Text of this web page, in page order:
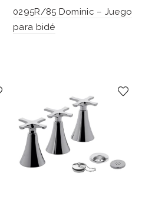
0295R/85 Dominic – Juego
para bidé